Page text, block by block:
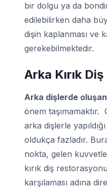
bir dolgu ya da
edilebilirken daha
dişin kaplanması ve
gerekebilmektedir.
Arka Kırık
Arka dişlerde oluşan
önem
arka dişlerle
oldukça fazladır.
nokta, gelen
kırık diş
karşılaması adına